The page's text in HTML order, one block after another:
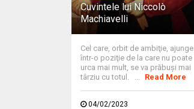
Cuvintele lui Niccolò
Machiavelli
Cel care, orbit de ambiţie, ajunge
într-o poziţie de la care nu poate
urca mai mult, se va prăbuşi mai
târziu cu totul. ...
Read More
04/02/2023